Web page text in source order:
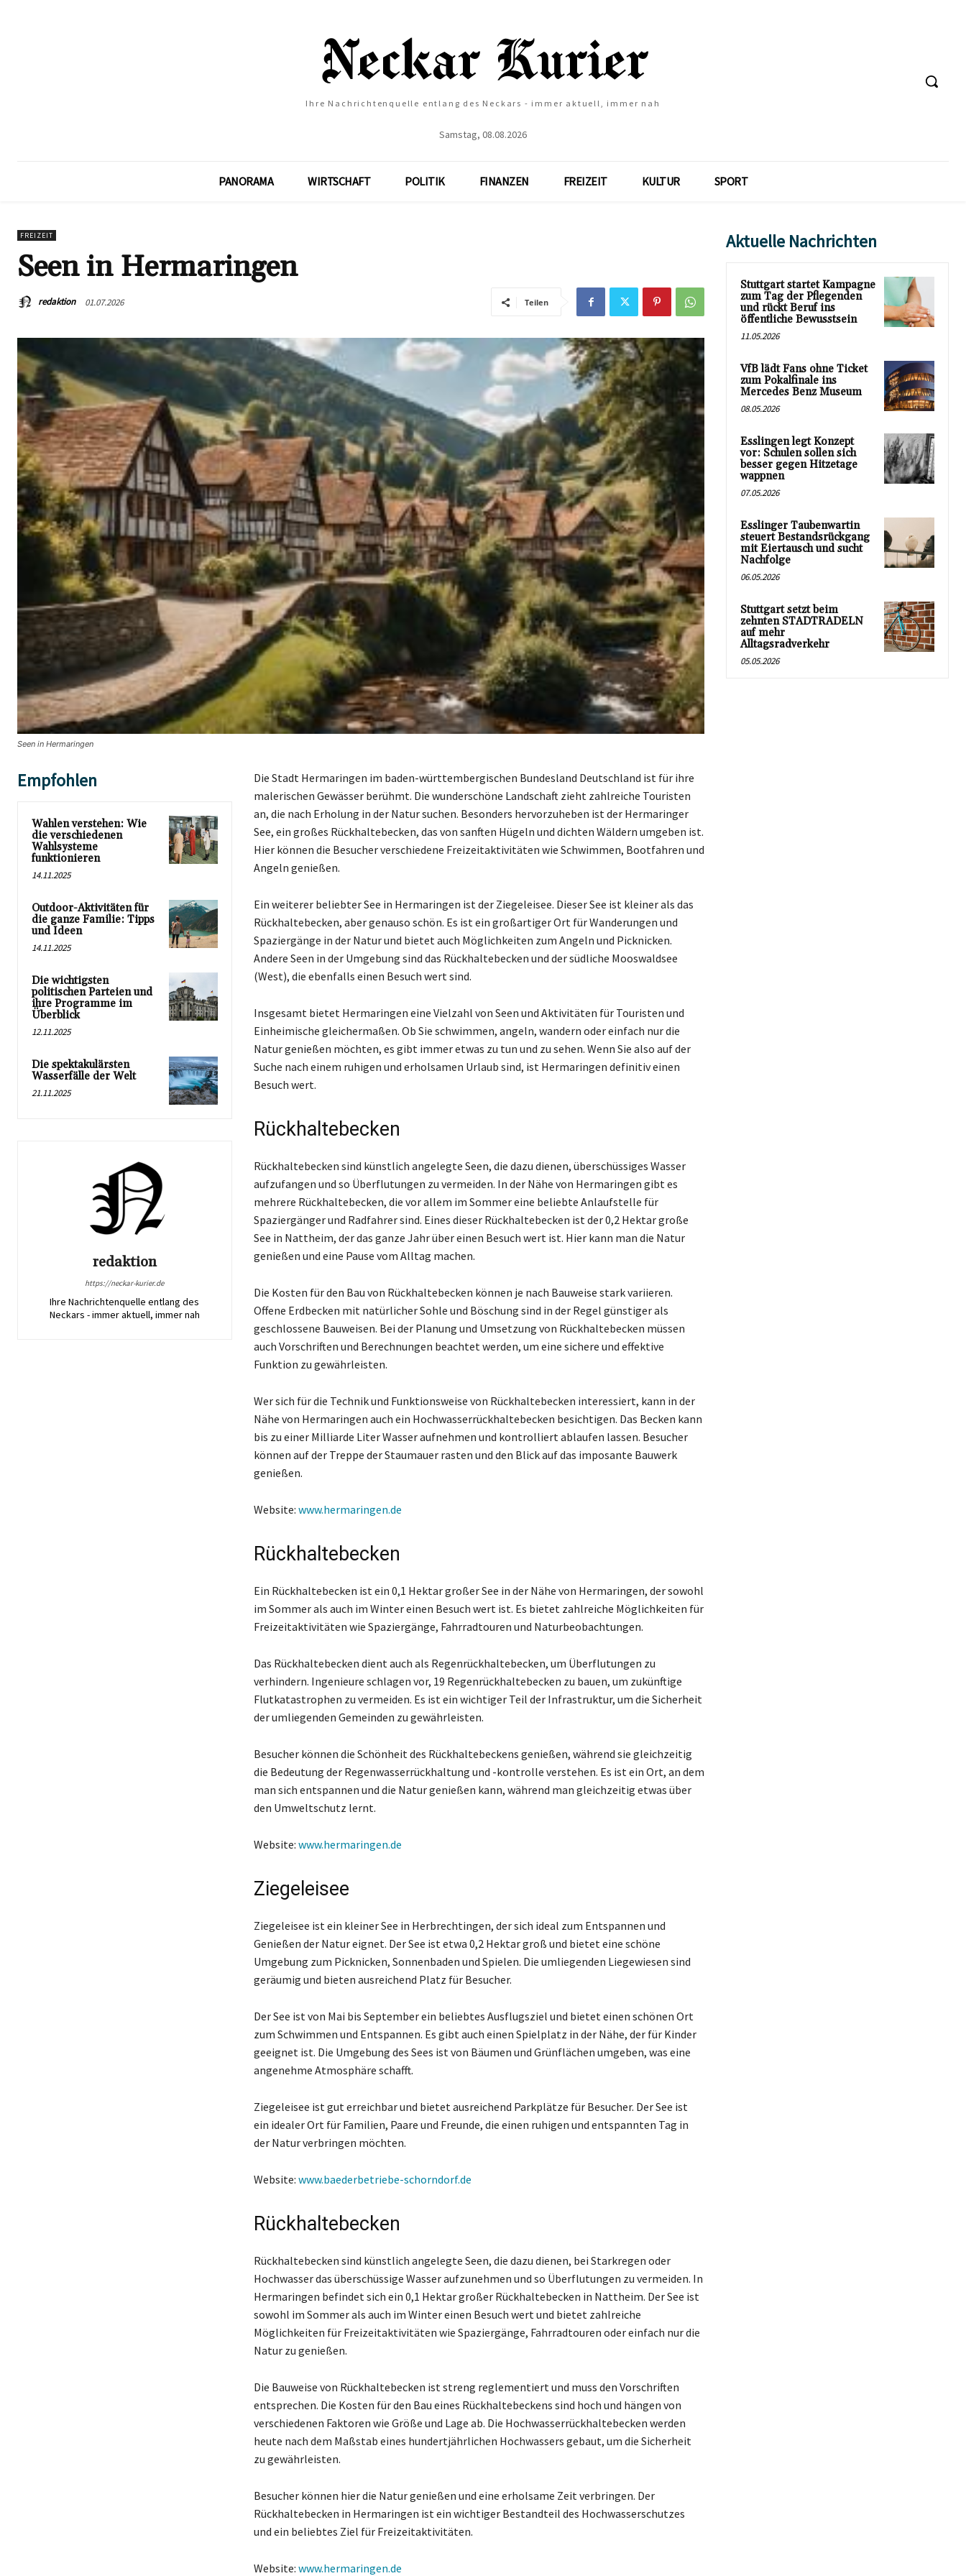
Ihre Nachrichtenquelle entlang des Neckars - immer aktuell, immer nah
Samstag, 08.08.2026
PANORAMA WIRTSCHAFT POLITIK FINANZEN FREIZEIT KULTUR SPORT
FREIZEIT
Seen in Hermaringen
redaktion 01.07.2026 Teilen
Seen in Hermaringen
Empfohlen
Wahlen verstehen: Wie
die verschiedenen
Wahlsysteme
funktionieren
14.11.2025
Outdoor-Aktivitäten für
die ganze Familie: Tipps
und Ideen
14.11.2025
Die wichtigsten
politischen Parteien und
ihre Programme im
Überblick
12.11.2025
Die spektakulärsten
Wasserfälle der Welt
21.11.2025
redaktion
https://neckar-kurier.de
Ihre Nachrichtenquelle entlang des
Neckars - immer aktuell, immer nah
Die Stadt Hermaringen im baden-württembergischen Bundesland Deutschland ist für ihre
malerischen Gewässer berühmt. Die wunderschöne Landschaft zieht zahlreiche Touristen
an, die nach Erholung in der Natur suchen. Besonders hervorzuheben ist der Hermaringer
See, ein großes Rückhaltebecken, das von sanften Hügeln und dichten Wäldern umgeben ist.
Hier können die Besucher verschiedene Freizeitaktivitäten wie Schwimmen, Bootfahren und
Angeln genießen.
Ein weiterer beliebter See in Hermaringen ist der Ziegeleisee. Dieser See ist kleiner als das
Rückhaltebecken, aber genauso schön. Es ist ein großartiger Ort für Wanderungen und
Spaziergänge in der Natur und bietet auch Möglichkeiten zum Angeln und Picknicken.
Andere Seen in der Umgebung sind das Rückhaltebecken und der südliche Mooswaldsee
(West), die ebenfalls einen Besuch wert sind.
Insgesamt bietet Hermaringen eine Vielzahl von Seen und Aktivitäten für Touristen und
Einheimische gleichermaßen. Ob Sie schwimmen, angeln, wandern oder einfach nur die
Natur genießen möchten, es gibt immer etwas zu tun und zu sehen. Wenn Sie also auf der
Suche nach einem ruhigen und erholsamen Urlaub sind, ist Hermaringen definitiv einen
Besuch wert.
Rückhaltebecken
Rückhaltebecken sind künstlich angelegte Seen, die dazu dienen, überschüssiges Wasser
aufzufangen und so Überflutungen zu vermeiden. In der Nähe von Hermaringen gibt es
mehrere Rückhaltebecken, die vor allem im Sommer eine beliebte Anlaufstelle für
Spaziergänger und Radfahrer sind. Eines dieser Rückhaltebecken ist der 0,2 Hektar große
See in Nattheim, der das ganze Jahr über einen Besuch wert ist. Hier kann man die Natur
genießen und eine Pause vom Alltag machen.
Die Kosten für den Bau von Rückhaltebecken können je nach Bauweise stark variieren.
Offene Erdbecken mit natürlicher Sohle und Böschung sind in der Regel günstiger als
geschlossene Bauweisen. Bei der Planung und Umsetzung von Rückhaltebecken müssen
auch Vorschriften und Berechnungen beachtet werden, um eine sichere und effektive
Funktion zu gewährleisten.
Wer sich für die Technik und Funktionsweise von Rückhaltebecken interessiert, kann in der
Nähe von Hermaringen auch ein Hochwasserrückhaltebecken besichtigen. Das Becken kann
bis zu einer Milliarde Liter Wasser aufnehmen und kontrolliert ablaufen lassen. Besucher
können auf der Treppe der Staumauer rasten und den Blick auf das imposante Bauwerk
genießen.
Website: www.hermaringen.de
Rückhaltebecken
Ein Rückhaltebecken ist ein 0,1 Hektar großer See in der Nähe von Hermaringen, der sowohl
im Sommer als auch im Winter einen Besuch wert ist. Es bietet zahlreiche Möglichkeiten für
Freizeitaktivitäten wie Spaziergänge, Fahrradtouren und Naturbeobachtungen.
Das Rückhaltebecken dient auch als Regenrückhaltebecken, um Überflutungen zu
verhindern. Ingenieure schlagen vor, 19 Regenrückhaltebecken zu bauen, um zukünftige
Flutkatastrophen zu vermeiden. Es ist ein wichtiger Teil der Infrastruktur, um die Sicherheit
der umliegenden Gemeinden zu gewährleisten.
Besucher können die Schönheit des Rückhaltebeckens genießen, während sie gleichzeitig
die Bedeutung der Regenwasserrückhaltung und -kontrolle verstehen. Es ist ein Ort, an dem
man sich entspannen und die Natur genießen kann, während man gleichzeitig etwas über
den Umweltschutz lernt.
Website: www.hermaringen.de
Ziegeleisee
Ziegeleisee ist ein kleiner See in Herbrechtingen, der sich ideal zum Entspannen und
Genießen der Natur eignet. Der See ist etwa 0,2 Hektar groß und bietet eine schöne
Umgebung zum Picknicken, Sonnenbaden und Spielen. Die umliegenden Liegewiesen sind
geräumig und bieten ausreichend Platz für Besucher.
Der See ist von Mai bis September ein beliebtes Ausflugsziel und bietet einen schönen Ort
zum Schwimmen und Entspannen. Es gibt auch einen Spielplatz in der Nähe, der für Kinder
geeignet ist. Die Umgebung des Sees ist von Bäumen und Grünflächen umgeben, was eine
angenehme Atmosphäre schafft.
Ziegeleisee ist gut erreichbar und bietet ausreichend Parkplätze für Besucher. Der See ist
ein idealer Ort für Familien, Paare und Freunde, die einen ruhigen und entspannten Tag in
der Natur verbringen möchten.
Website: www.baederbetriebe-schorndorf.de
Rückhaltebecken
Rückhaltebecken sind künstlich angelegte Seen, die dazu dienen, bei Starkregen oder
Hochwasser das überschüssige Wasser aufzunehmen und so Überflutungen zu vermeiden. In
Hermaringen befindet sich ein 0,1 Hektar großer Rückhaltebecken in Nattheim. Der See ist
sowohl im Sommer als auch im Winter einen Besuch wert und bietet zahlreiche
Möglichkeiten für Freizeitaktivitäten wie Spaziergänge, Fahrradtouren oder einfach nur die
Natur zu genießen.
Die Bauweise von Rückhaltebecken ist streng reglementiert und muss den Vorschriften
entsprechen. Die Kosten für den Bau eines Rückhaltebeckens sind hoch und hängen von
verschiedenen Faktoren wie Größe und Lage ab. Die Hochwasserrückhaltebecken werden
heute nach dem Maßstab eines hundertjährlichen Hochwassers gebaut, um die Sicherheit
zu gewährleisten.
Besucher können hier die Natur genießen und eine erholsame Zeit verbringen. Der
Rückhaltebecken in Hermaringen ist ein wichtiger Bestandteil des Hochwasserschutzes
und ein beliebtes Ziel für Freizeitaktivitäten.
Website: www.hermaringen.de
Aktuelle Nachrichten
Stuttgart startet Kampagne
zum Tag der Pflegenden
und rückt Beruf ins
öffentliche Bewusstsein
11.05.2026
VfB lädt Fans ohne Ticket
zum Pokalfinale ins
Mercedes Benz Museum
08.05.2026
Esslingen legt Konzept
vor: Schulen sollen sich
besser gegen Hitzetage
wappnen
07.05.2026
Esslinger Taubenwartin
steuert Bestandsrückgang
mit Eiertausch und sucht
Nachfolge
06.05.2026
Stuttgart setzt beim
zehnten STADTRADELN
auf mehr
Alltagsradverkehr
05.05.2026